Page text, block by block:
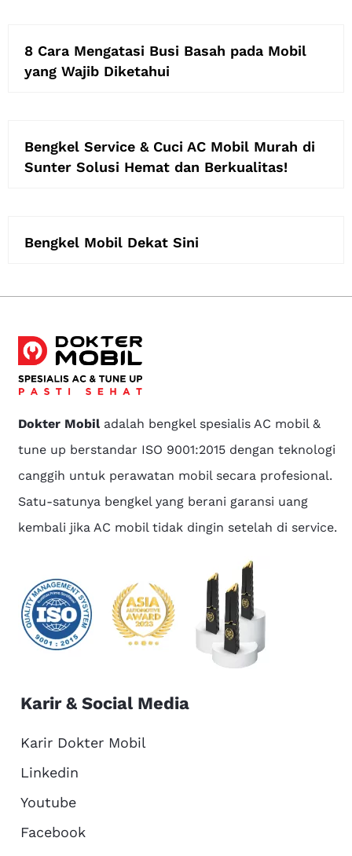
8 Cara Mengatasi Busi Basah pada Mobil
yang Wajib Diketahui
Bengkel Service & Cuci AC Mobil Murah di
Sunter Solusi Hemat dan Berkualitas!
Bengkel Mobil Dekat Sini
Dokter Mobiladalah bengkel spesialis AC mobil &
tune up berstandar ISO 9001:2015 dengan teknologi
canggih untuk perawatan mobil secara profesional.
Satu-satunya bengkel yang berani garansi uang
kembali jika AC mobil tidak dingin setelah di service.
Karir & Social Media
Karir Dokter Mobil
Linkedin
Youtube
Facebook